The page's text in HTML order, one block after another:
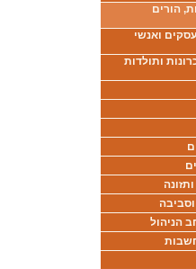
הורים
ואנשי
ותולדות
הניהול